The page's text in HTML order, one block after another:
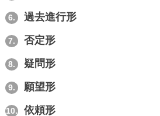
6. 過去進行形
7. 否定形
8. 疑問形
9. 願望形
10. 依頼形